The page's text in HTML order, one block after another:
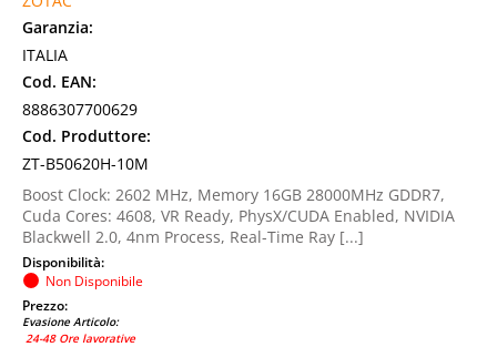
Garanzia:
ITALIA
Cod. EAN:
8886307700629
Cod. Produttore:
ZT-B50620H-10M
Boost Clock: 2602 MHz, Memory 16GB 28000MHz GDDR7,
Cuda Cores: 4608, VR Ready, PhysX/CUDA Enabled, NVIDIA
Blackwell 2.0, 4nm Process, Real-Time Ray [...]
Disponibilità:
Non Disponibile
Prezzo:
Evasione Articolo:
24-48 Ore lavorative